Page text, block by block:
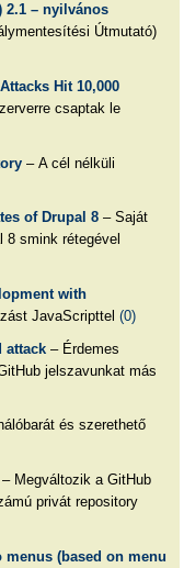
2.1 – nyilvános
Útmutató)
Hit 10,000
csaptak le
– A cél nélküli
of Drupal 8– Saját
8 smink rétegével
with
JavaScripttel (0)
attack– Érdemes
jelszavunkat más
és szerethető
Megváltozik a GitHub
privát repository
menus (based on menu